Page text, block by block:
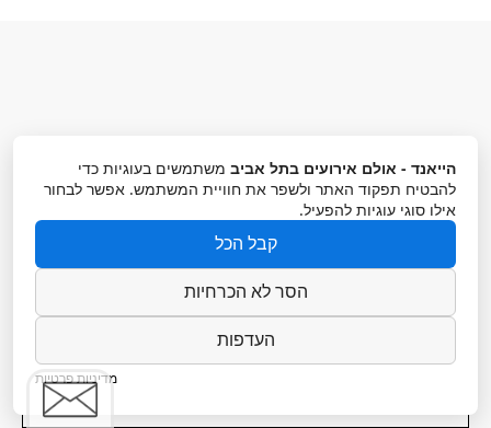
נשמח להפגש לדרינק!
אה, וגם שאלות זה בסדר
הייאנד - אולם אירועים בתל אביב משתמשים בעוגיות כדי
להבטיח תפקוד האתר ולשפר את חוויית המשתמש. אפשר לבחור
אילו סוגי עוגיות להפעיל.
קבל הכל
הסר לא הכרחיות
העדפות
מדיניות פרטיות